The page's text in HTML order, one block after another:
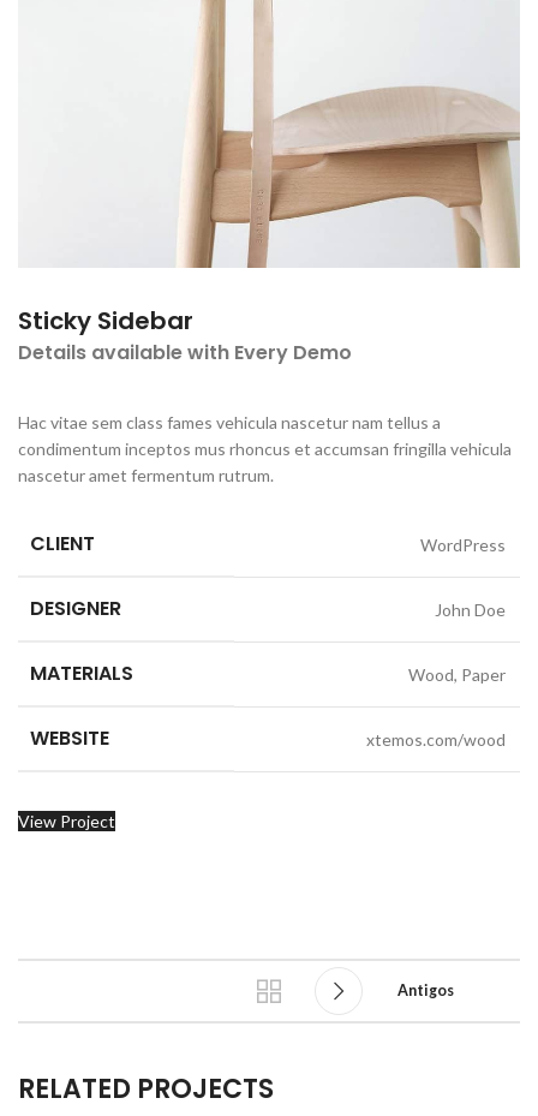
Sticky Sidebar
Details available with Every Demo
Hac vitae sem class fames vehicula nascetur nam tellus a
condimentum inceptos mus rhoncus et accumsan fringilla vehicula
nascetur amet fermentum rutrum.
CLIENT WordPress
DESIGNER John Doe
MATERIALS Wood, Paper
WEBSITE xtemos.com/wood
View Project
Antigos
RELATED PROJECTS